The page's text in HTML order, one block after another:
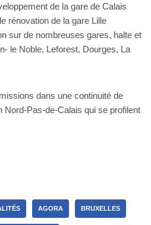
de la gare de Calais
rénovation de la gare Lille
sur de nombreuses gares, halte et
le Noble, Leforest, Dourges, La
dans une continuité de
Nord-Pas-de-Calais qui se profilent
AGORA BRUXELLES